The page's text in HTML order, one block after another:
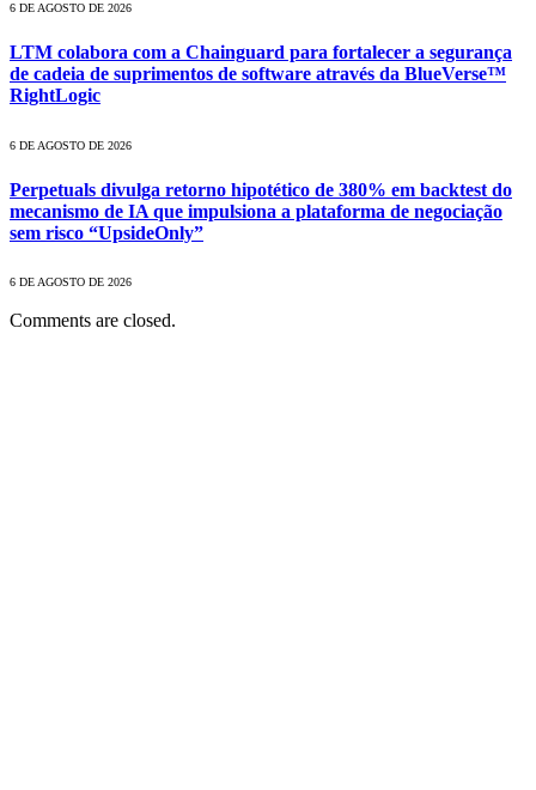
6 DE AGOSTO DE 2026
LTM colabora com a Chainguard para fortalecer a segurança
de cadeia de suprimentos de software através da BlueVerse™
RightLogic
6 DE AGOSTO DE 2026
Perpetuals divulga retorno hipotético de 380% em backtest do
mecanismo de IA que impulsiona a plataforma de negociação
sem risco “UpsideOnly”
6 DE AGOSTO DE 2026
Comments are closed.